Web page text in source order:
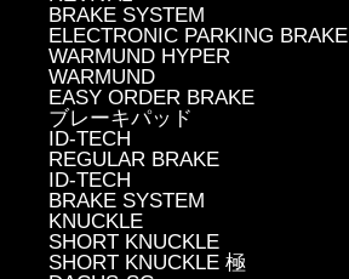
BRAKE SYSTEM
ELECTRONIC PARKING BRAKE
WARMUND HYPER
WARMUND
EASY ORDER BRAKE
ブレーキパッド
ID-TECH
REGULAR BRAKE
ID-TECH
BRAKE SYSTEM
KNUCKLE
SHORT KNUCKLE
SHORT KNUCKLE 極